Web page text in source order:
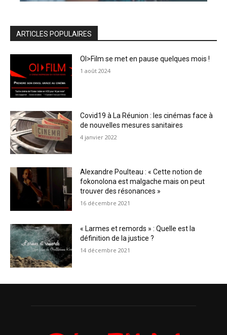
ARTICLES POPULAIRES
OI>Film se met en pause quelques mois !
1 août 2024
Covid19 à La Réunion : les cinémas face à
de nouvelles mesures sanitaires
4 janvier 2022
Alexandre Poulteau : « Cette notion de
fokonolona est malgache mais on peut
trouver des résonances »
16 décembre 2021
« Larmes et remords » : Quelle est la
définition de la justice ?
14 décembre 2021